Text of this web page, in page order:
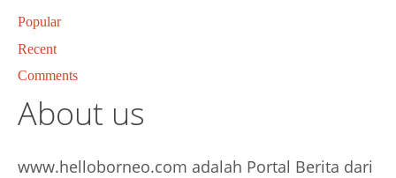
Popular
Recent
Comments
About us
www.helloborneo.com adalah Portal Berita dari